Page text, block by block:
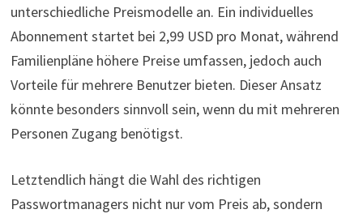
unterschiedliche Preismodelle an. Ein individuelles
Abonnement startet bei 2,99 USD pro Monat, während
Familienpläne höhere Preise umfassen, jedoch auch
Vorteile für mehrere Benutzer bieten. Dieser Ansatz
könnte besonders sinnvoll sein, wenn du mit mehreren
Personen Zugang benötigst.
Letztendlich hängt die Wahl des richtigen
Passwortmanagers nicht nur vom Preis ab, sondern